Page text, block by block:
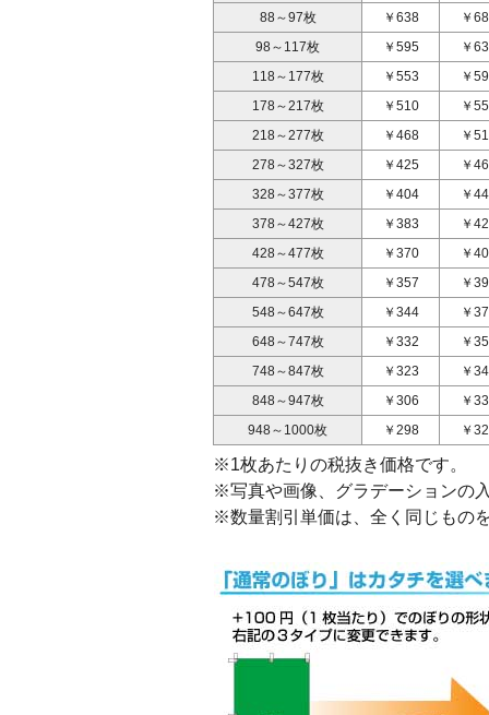
88～97枚 ￥638
￥
98～117枚
￥595
￥
118～177枚
￥553
￥
178～217枚
￥510
￥
218～277枚
￥468
￥
278～327枚
￥425
￥
328～377枚
￥404
￥
378～427枚
￥383
￥
428～477枚
￥370
￥
478～547枚
￥357
￥
548～647枚
￥344
￥
648～747枚
￥332
￥
748～847枚
￥323
￥
848～947枚
￥306
￥
948～1000枚
￥298 ￥
※1枚あたりの税抜き価格です。
※写真や画像、グラデーションの
※数量割引単価は、全く同じもの